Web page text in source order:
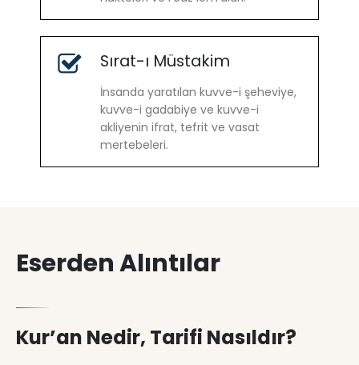
Sırat-ı Müstakim
İnsanda yaratılan kuvve-i şeheviye,
kuvve-i gadabiye ve kuvve-i
akliyenin ifrat, tefrit ve vasat
mertebeleri.
Eserden Alıntılar
Kur’an Nedir, Tarifi Nasıldır?